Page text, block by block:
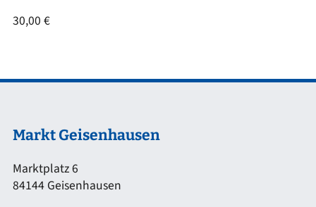
30,00 €
Markt Geisenhausen
Marktplatz 6
84144 Geisenhausen